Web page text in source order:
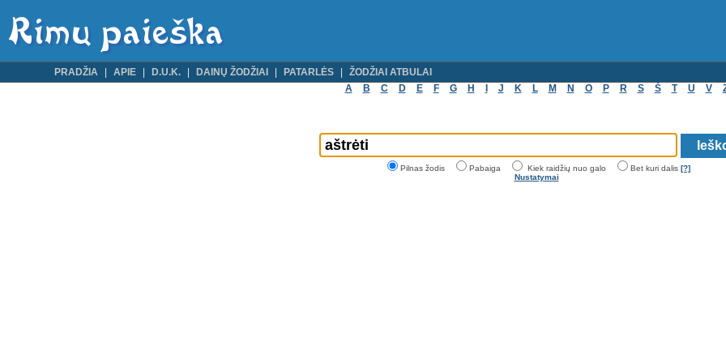
PRADŽIA APIE D.U.K. DAINŲ ŽODŽIAI PATARLĖS
ŽODŽIAI ATBULAI
A
B C D E F G H J K L M N O P R S Š T U V
Pilnas žodis Pabaiga Kiek raidžių nuo galo Bet kuri dalis [?]
Nustatymai